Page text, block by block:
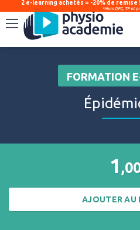
2 e-learning achetés = -20% de remise
*Hors DPC, TP et
.
FORMATION
1
AJOUTER AU